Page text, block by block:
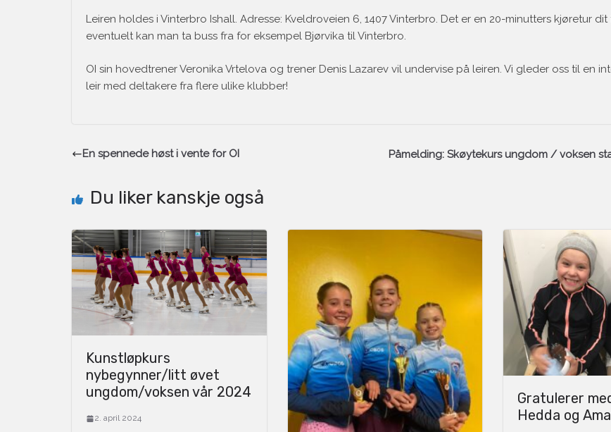
Leiren holdes i Vinterbro Ishall. Adresse: Kveldroveien 6, 1407 Vinterbro. Det er en 20-minutters kjøretur dit
eventuelt kan man ta buss fra for eksempel Bjørvika til Vinterbro.
OI sin hovedtrener Veronika Vrtelova og trener Denis Lazarev vil undervise på leiren. Vi gleder oss til en
leir med deltakere fra flere ulike klubber!
En spennede høst i vente for OI Påmelding: Skøytekurs ungdom / voksen
Du liker kanskje også
Kunstløpkurs
nybegynner/litt øvet
ungdom/voksen vår 2024
2. april 2024
Gratulerer
Hedda og